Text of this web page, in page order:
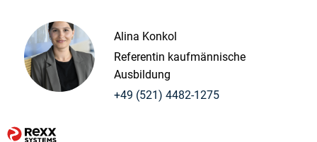
Alina Konkol
Referentin kaufmännische
Ausbildung
+49 (521) 4482-1275